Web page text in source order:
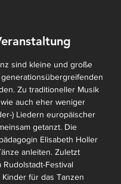
sind kleine und große
Zu traditioneller Musik
auch eher weniger
) Liedern europäischer
getanzt. Die
Elisabeth Holler
anleiten. Zuletzt
Festival
für das Tanzen